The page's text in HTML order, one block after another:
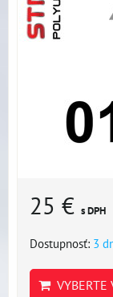
25 € s DPH
Dostupnosť: 3
VYBERTE